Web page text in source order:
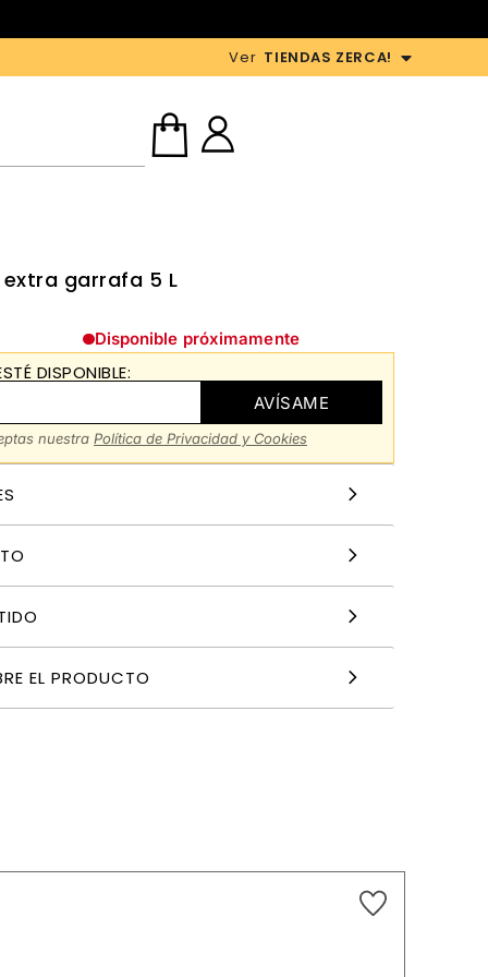
Ver TIENDAS ZERCA!
garrafa 5 L
Disponible próximamente
DISPONIBLE:
AVÍSAME
nuestra Política de Privacidad y Cookies
EL PRODUCTO